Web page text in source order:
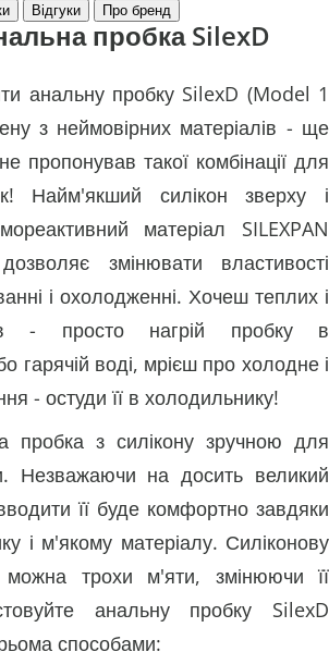
Відгуки Про бренд
пробка SilexD
анальну пробку SilexD (Model 1
з неймовірних матеріалів - ще
пропонував такої комбінації для
Найм'якший силікон зверху і
матеріал SILEXPAN
змінювати властивості
і охолодженні. Хочеш теплих і
- просто нагрій пробку в
гарячій воді, мрієш про холодне і
- остуди її в холодильнику!
пробка з силікону зручною для
Незважаючи на досить великий
її буде комфортно завдяки
і м'якому матеріалу. Силіконову
трохи м'яти, змінюючи її
анальну пробку SilexD
способами: